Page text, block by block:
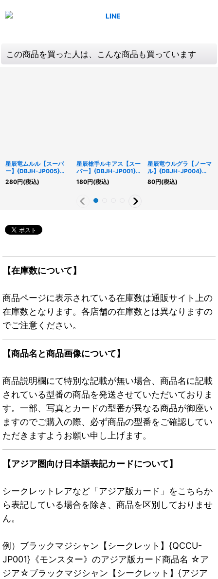
この商品を買った人は、こんな商品も買っています
星辰竜ムルル【スーパ
ー】{DBJH-JP005}
《モンスター》
280円(税込)
星辰槍手ルキアス【スー
パー】{DBJH-JP001}
《モンスター》
180円(税込)
星辰竜ウルグラ【ノーマ
ル】{DBJH-JP004}
《モンスター》
80円(税込)
【在庫数について】
商品ページに表示されている在庫数は通販サイト上の
在庫数となります。各店舗の在庫数とは異なりますの
でご注意ください。
【商品名と商品画像について】
商品説明欄にて特別な記載が無い場合、商品名に記載
されている型番の商品を発送させていただいておりま
す。一部、写真とカードの型番が異なる商品が御座い
ますのでご購入の際、必ず商品の型番をご確認してい
ただきますようお願い申し上げます。
【アジア圏向け日本語表記カードについて】
シークレットレアなど「アジア版カード」をこちらか
ら表記している場合を除き、商品を区別しておりませ
ん。
例）ブラックマジシャン【シークレット】{QCCU-
JP001}《モンスター》のアジア版カード商品名 ☆ア
ジア☆ブラックマジシャン【シークレット】{アジア